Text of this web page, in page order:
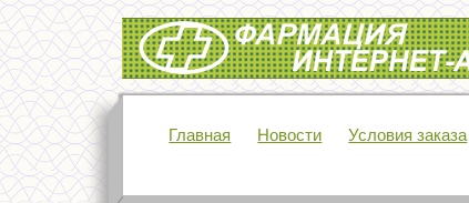
Интернет-аптека Фармация
Главная Новости Условия заказа